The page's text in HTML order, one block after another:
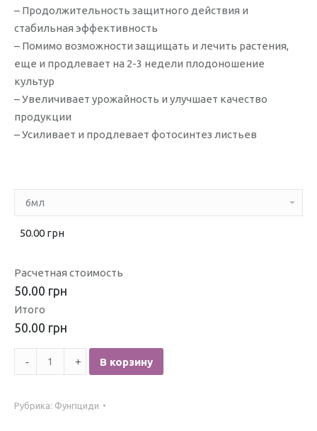
– Продолжительность защитного действия и
стабильная эффективность
– Помимо возможности защищать и лечить растения,
еще и продлевает на 2-3 недели плодоношение
культур
– Увеличивает урожайность и улучшает качество
продукции
– Усиливает и продлевает фотосинтез листьев
50.00 грн
Расчетная стоимость
50.00 грн
Итого
50.00 грн
Количество
Квадрис
В корзину
Рубрика: Фунгіциди